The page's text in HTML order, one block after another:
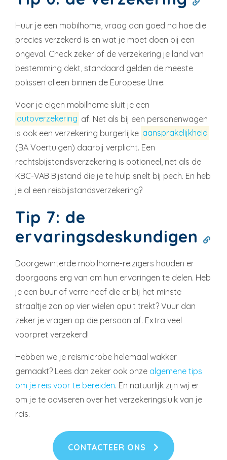
Huur je een mobilhome, vraag dan goed na hoe die
precies verzekerd is en wat je moet doen bij een
ongeval. Check zeker of de verzekering je land van
bestemming dekt, standaard gelden de meeste
polissen alleen binnen de Europese Unie.
Voor je eigen mobilhome sluit je een
autoverzekering af. Net als bij een personenwagen
is ook een verzekering burgerlijke aansprakelijkheid
(BA Voertuigen) daarbij verplicht. Een
rechtsbijstandsverzekering is optioneel, net als de
KBC-VAB Bijstand die je te hulp snelt bij pech. En heb
je al een reisbijstandsverzekering?
Tip 7: de
ervaringsdeskundigen
Doorgewinterde mobilhome-reizigers houden er
doorgaans erg van om hun ervaringen te delen. Heb
je een buur of verre neef die er bij het minste
straaltje zon op vier wielen opuit trekt? Vuur dan
zeker je vragen op die persoon af. Extra veel
voorpret verzekerd!
Hebben we je reismicrobe helemaal wakker
gemaakt? Lees dan zeker ook onze algemene tips
om je reis voor te bereiden. En natuurlijk zijn wij er
om je te adviseren over het verzekeringsluik van je
reis.
CONTACTEER ONS